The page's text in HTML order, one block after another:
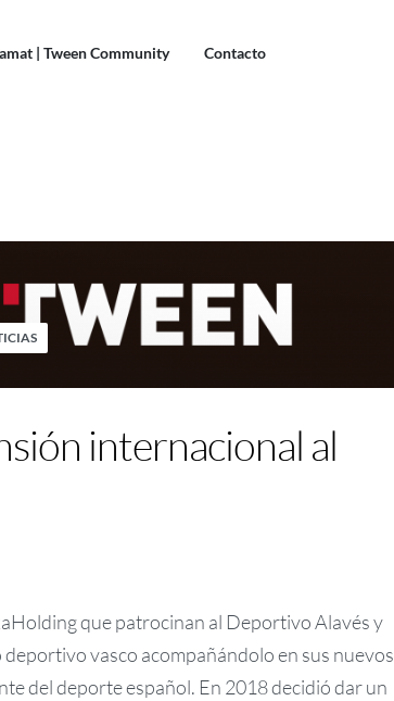
| Tween Community Contacto
internacional al
que patrocinan al Deportivo Alavés y
vasco acompañándolo en sus nuevos
del deporte español. En 2018 decidió dar un